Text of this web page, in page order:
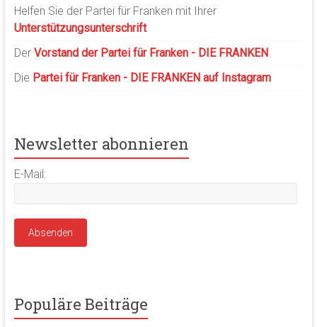
Helfen Sie der Partei für Franken mit Ihrer
Unterstützungsunterschrift
Der Vorstand der Partei für Franken - DIE FRANKEN
Die Partei für Franken - DIE FRANKEN auf Instagram
Newsletter abonnieren
E-Mail:
Populäre Beiträge